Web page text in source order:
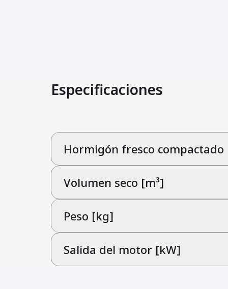
Especificaciones
Hormigón fresco compactado
Volumen seco [m³]
Peso [kg]
Salida del motor [kW]